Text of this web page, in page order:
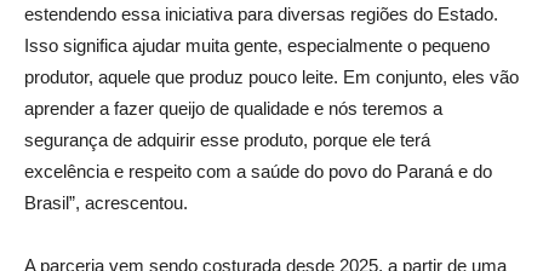
estendendo essa iniciativa para diversas regiões do Estado.
Isso significa ajudar muita gente, especialmente o pequeno
produtor, aquele que produz pouco leite. Em conjunto, eles vão
aprender a fazer queijo de qualidade e nós teremos a
segurança de adquirir esse produto, porque ele terá
excelência e respeito com a saúde do povo do Paraná e do
Brasil”, acrescentou.
A parceria vem sendo costurada desde 2025, a partir de uma